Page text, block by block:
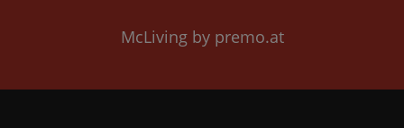
McLiving by premo.at